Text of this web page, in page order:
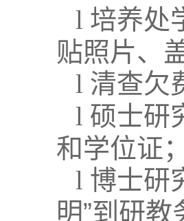
l 培养处
贴照片、
l 清查欠
l 硕士研
和学位证；
l 博士研
明”到研